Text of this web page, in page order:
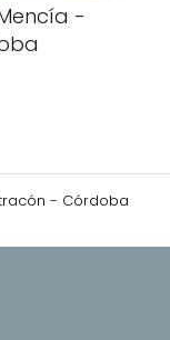
-
- Córdoba